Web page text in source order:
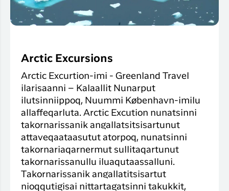
Arctic Excursions
Arctic Excurtion-imi - Greenland Travel
ilarisaanni – Kalaallit Nunarput
ilutsinniippoq, Nuummi København-imilu
allaffeqarluta. Arctic Excution nunatsinni
takornarissanik angallatsitsisartunut
attaveqaataasutut atorpoq, nunatsinni
takornariaqarnermut sullitaqartunut
takornarissanullu iluaqutaassalluni.
Takornarissanik angallatitsisartut
nioqqutigisai nittartagatsinni takukkit,